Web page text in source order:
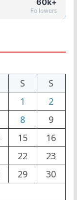
60k+
Followers
S
S
1
2
8
9
15
16
22
23
29
30